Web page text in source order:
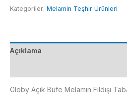
Fildişi
37,5x17,5x3
cm
Kategoriler: Melamin Teşhir Ürünleri
Açıklama
Globy Açık Büfe Melamin Fildişi